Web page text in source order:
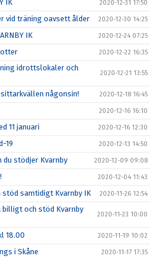
IK 2020-12-31 17:50
vid träning oavsett ålder 2020-12-30 14:25
IK 2020-12-24 07:25
2020-12-22 16:35
idrottslokaler och
2020-12-21 13:55
någonsin! 2020-12-18 16:45
2020-12-16 16:10
11 januari 2020-12-16 12:30
19 2020-12-13 14:50
stödjer Kvarnby 2020-12-09 09:08
2020-12-04 11:43
stöd samtidigt Kvarnby IK 2020-11-26 12:54
billigt och stöd Kvarnby
2020-11-23 10:00
18.00 2020-11-19 10:02
i Skåne 2020-11-17 17:35